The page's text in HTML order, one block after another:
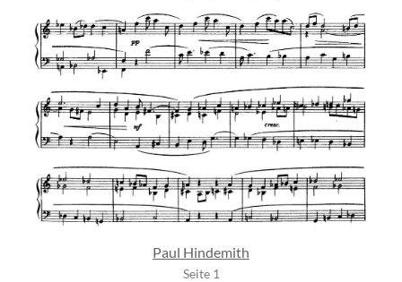
Paul Hindemith
Seite 1